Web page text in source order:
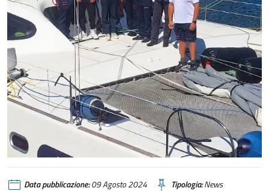
Data pubblicazione:09 Agosto 2024 Tipologia:News